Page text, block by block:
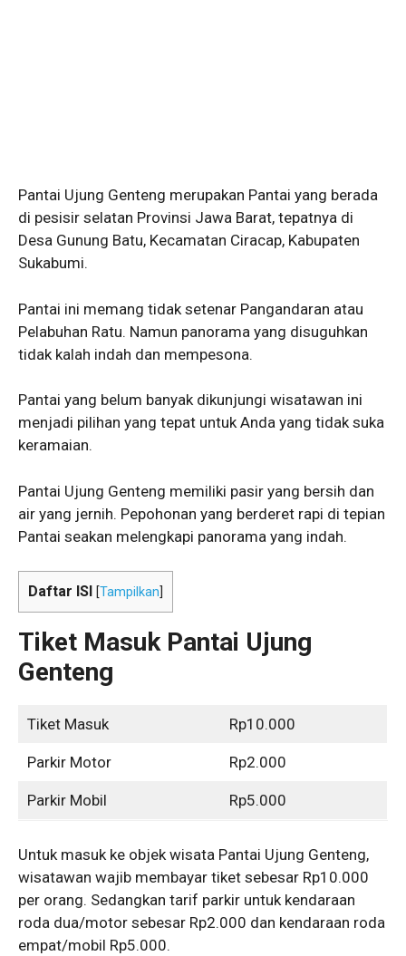
Pantai Ujung Genteng merupakan Pantai yang berada
di pesisir selatan Provinsi Jawa Barat, tepatnya di
Desa Gunung Batu, Kecamatan Ciracap, Kabupaten
Sukabumi.
Pantai ini memang tidak setenar Pangandaran atau
Pelabuhan Ratu. Namun panorama yang disuguhkan
tidak kalah indah dan mempesona.
Pantai yang belum banyak dikunjungi wisatawan ini
menjadi pilihan yang tepat untuk Anda yang tidak suka
keramaian.
Pantai Ujung Genteng memiliki pasir yang bersih dan
air yang jernih. Pepohonan yang berderet rapi di tepian
Pantai seakan melengkapi panorama yang indah.
Daftar ISI [Tampilkan
Tiket Masuk Pantai Ujung
Genteng
Tiket Masuk Rp10.000
Parkir Motor Rp2.000
Parkir Mobil Rp5.000
Untuk masuk ke objek wisata Pantai Ujung Genteng,
wisatawan wajib membayar tiket sebesar Rp10.000
per orang. Sedangkan tarif parkir untuk kendaraan
roda dua/motor sebesar Rp2.000 dan kendaraan roda
empat/mobil Rp5.000.